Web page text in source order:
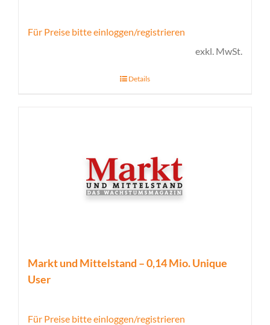
Für Preise bitte einloggen/registrieren
exkl. MwSt.
Details
Markt und Mittelstand – 0,14 Mio. Unique
User
Für Preise bitte einloggen/registrieren